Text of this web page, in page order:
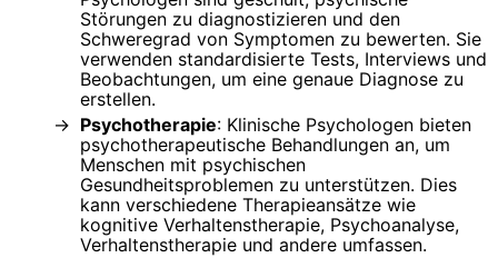
Störungen zu diagnostizieren und den
Schweregrad von Symptomen zu bewerten. Sie
verwenden standardisierte Tests, Interviews und
Beobachtungen, um eine genaue Diagnose zu
erstellen.
Psychotherapie: Klinische Psychologen bieten
psychotherapeutische Behandlungen an, um
Menschen mit psychischen
Gesundheitsproblemen zu unterstützen. Dies
kann verschiedene Therapieansätze wie
kognitive Verhaltenstherapie, Psychoanalyse,
Verhaltenstherapie und andere umfassen.